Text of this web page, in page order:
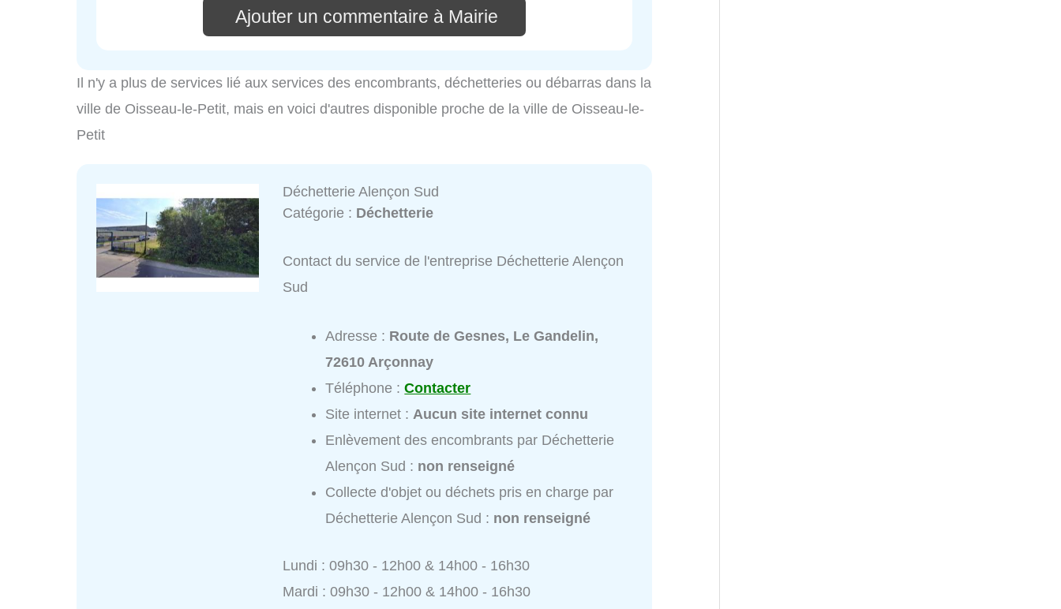
Ajouter un commentaire à Mairie
Il n'y a plus de services lié aux services des encombrants, déchetteries ou débarras dans la
ville de Oisseau-le-Petit, mais en voici d'autres disponible proche de la ville de Oisseau-le-
Petit
Déchetterie Alençon Sud
Catégorie : Déchetterie
Contact du service de l'entreprise Déchetterie Alençon
Sud
Adresse : Route de Gesnes, Le Gandelin,
72610 Arçonnay
Téléphone :Contacter
Site internet :Aucun site internet connu
Enlèvement des encombrants par Déchetterie
Alençon Sud : non renseigné
Collecte d'objet ou déchets pris en charge par
Déchetterie Alençon Sud : non renseigné
Lundi : 09h30 - 12h00 & 14h00 - 16h30
Mardi : 09h30 - 12h00 & 14h00 - 16h30